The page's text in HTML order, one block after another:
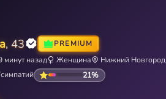
, 43
PREMIUM
минут назад
Женщина
Нижний Новгород
симпатий 21%